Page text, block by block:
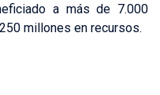
a más de 7.000
millones en recursos.